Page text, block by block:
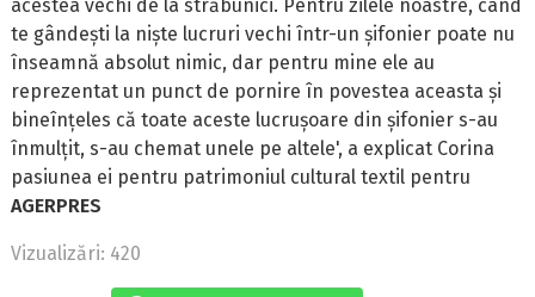
acestea vechi de la străbunici. Pentru zilele noastre, când
te gândești la niște lucruri vechi într-un șifonier poate nu
înseamnă absolut nimic, dar pentru mine ele au
reprezentat un punct de pornire în povestea aceasta și
bineînțeles că toate aceste lucrușoare din șifonier s-au
înmulțit, s-au chemat unele pe altele', a explicat Corina
pasiunea ei pentru patrimoniul cultural textil pentru
AGERPRES
Vizualizări: 420